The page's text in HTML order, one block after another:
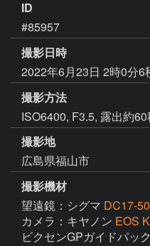
ID
#85957
撮影日時
2022年6月23日 2時0分6
撮影方法
ISO6400, F3.5, 露出約
撮影地
広島県福山市
撮影機材
望遠鏡：シグマ DC17-
カメラ：キヤノン EOS
ビクセンGPガイドパック